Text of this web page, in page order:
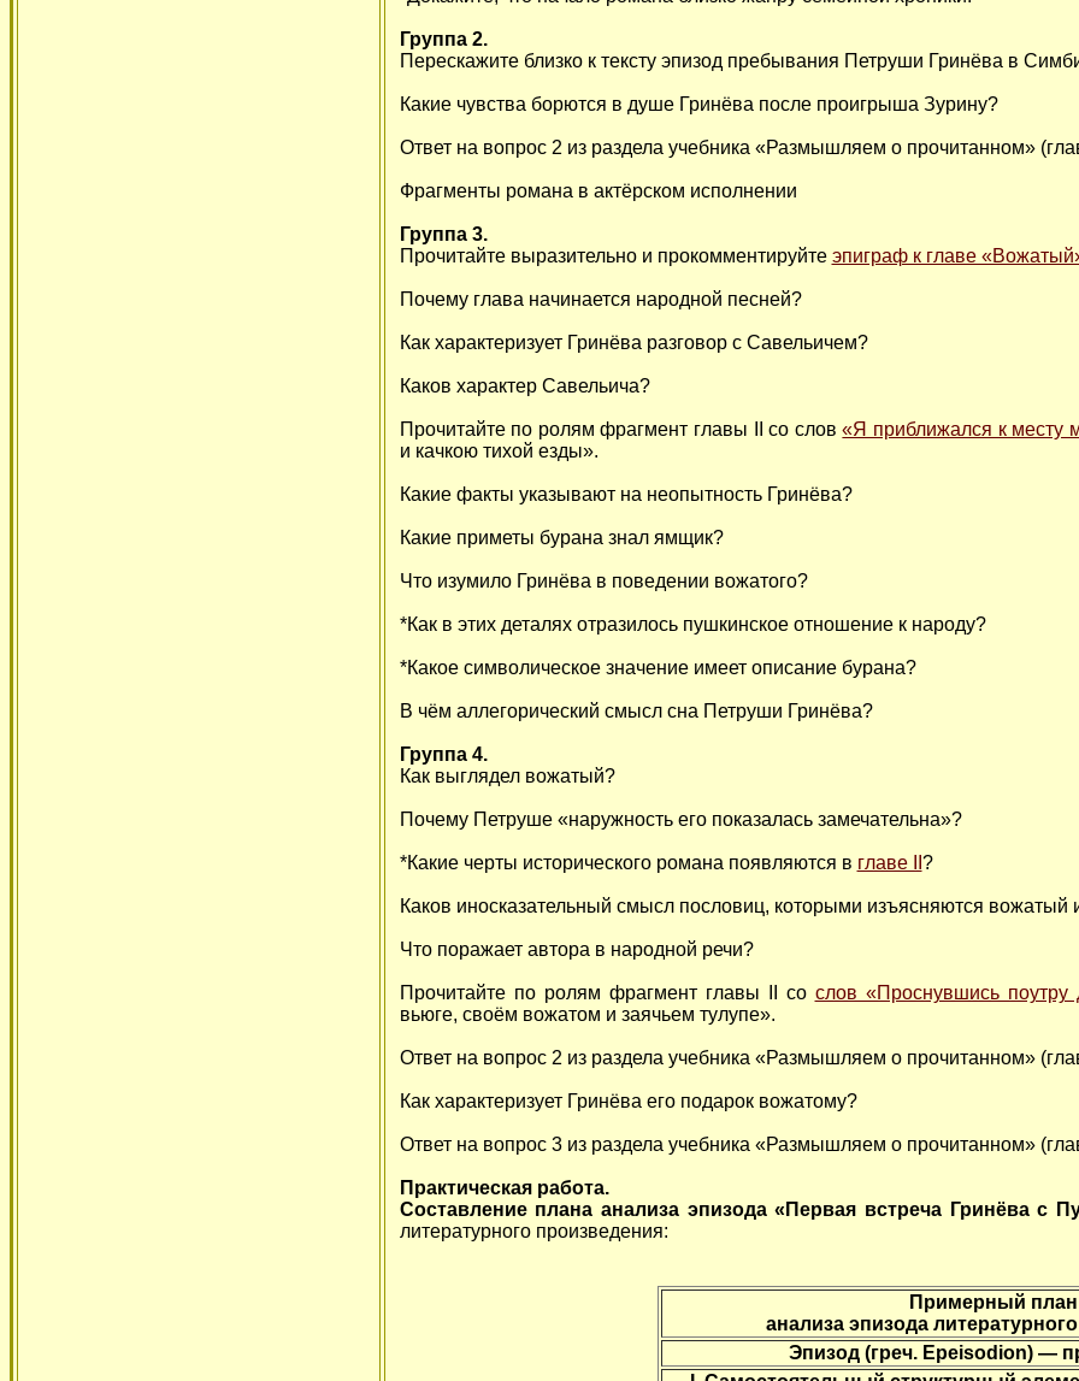
Группа 2.
Перескажите близко к тексту эпизод пребывания Петруши Гринёва в
Какие чувства борются в душе Гринёва после проигрыша Зурину?
Ответ на вопрос 2 из раздела учебника «Размышляем о прочитанном»
Фрагменты романа в актёрском исполнении
Группа 3.
Прочитайте выразительно и прокомментируйте эпиграф к главе
Почему глава начинается народной песней?
Как характеризует Гринёва разговор с Савельичем?
Каков характер Савельича?
Прочитайте по ролям фрагмент главы II со слов«Я приближался к месту
и качкою тихой езды».
Какие факты указывают на неопытность Гринёва?
Какие приметы бурана знал ямщик?
Что изумило Гринёва в поведении вожатого?
*Как в этих деталях отразилось пушкинское отношение к народу?
*Какое символическое значение имеет описание бурана?
В чём аллегорический смысл сна Петруши Гринёва?
Группа 4.
Как выглядел вожатый?
Почему Петруше «наружность его показалась замечательна»?
*Какие черты исторического романа появляются в главе II ?
Каков иносказательный смысл пословиц, которыми изъясняются вожатый
Что поражает автора в народной речи?
Прочитайте по ролям фрагмент главы II со слов «Проснувшись
вьюге, своём вожатом и заячьем тулупе».
Ответ на вопрос 2 из раздела учебника «Размышляем о прочитанном»
Как характеризует Гринёва его подарок вожатому?
Ответ на вопрос 3 из раздела учебника «Размышляем о прочитанном»
Практическая работа.
Составление плана анализа эпизода «Первая встреча Гринёва с
литературного произведения:
Примерный план
анализа эпизода
Эпизод (греч. Epeisodion) —